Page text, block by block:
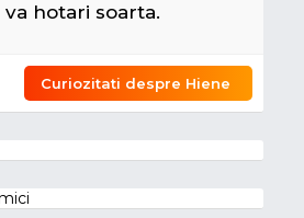
hotari soarta.
Curiozitati despre Hiene